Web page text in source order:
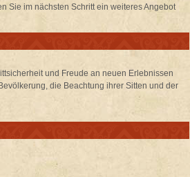
Sie im nächsten Schritt ein weiteres Angebot
und Freude an neuen Erlebnissen
die Beachtung ihrer Sitten und der